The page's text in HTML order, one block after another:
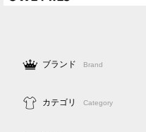
ブランド Brand
カテゴリ Category